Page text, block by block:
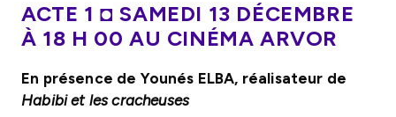
ACTE 1 ◘SAMEDI 13 DÉCEMBRE
À 18 H 00 AU CINÉMA ARVOR
En présence de Younés ELBA, réalisateur de
Habibi et les cracheuses